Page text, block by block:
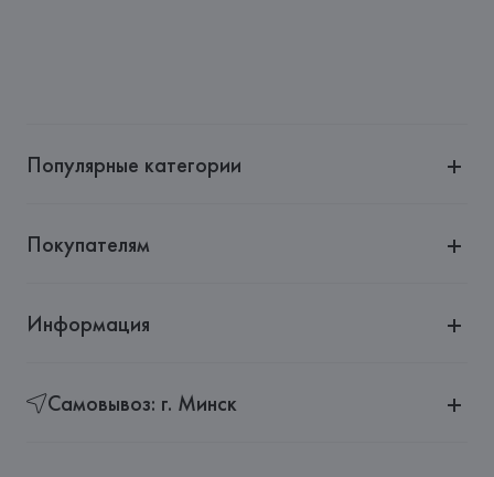
Популярные категории
Покупателям
Информация
Самовывоз: г. Минск